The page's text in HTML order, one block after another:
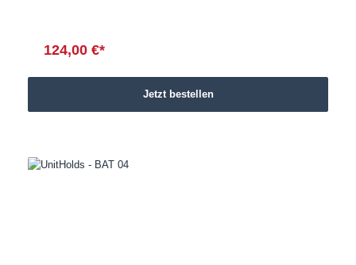
124,00 €*
Jetzt bestellen